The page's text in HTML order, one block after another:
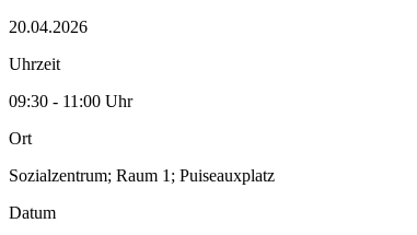
20.04.2026
Uhrzeit
09:30 - 11:00 Uhr
Ort
Sozialzentrum; Raum 1; Puiseauxplatz
Datum